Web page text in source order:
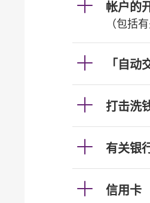
帐户的
（包括
「自动
打击洗
有关银
信用卡